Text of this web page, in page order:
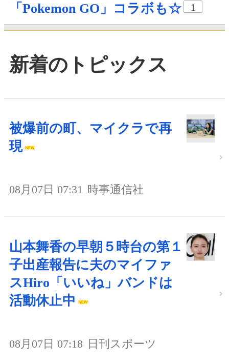
「Pokemon GO」コラボも☆
1
新着のトピックス
被爆前の町、マイクラで再
現
08月07日 07:31 時事通信社
山本舞香の早朝５時台の第１
子出産報告に夫のマイファ
スHiro「いいね」バンドは
活動休止中
08月07日 07:18 日刊スポーツ